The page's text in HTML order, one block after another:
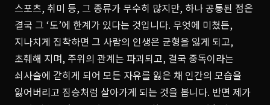
스포츠, 취미 등, 그 종류가 무수히 많지만, 하나 공통된 점은
결국 그 ‘도’에 한계가 있다는 것입니다. 무엇에 미쳤든,
지나치게 집착하면 그 사람의 인생은 균형을 잃게 되고,
초췌해 지며, 주위의 관계는 파괴되고, 결국 중독이라는
쇠사슬에 갇히게 되어 모든 자유를 잃은 채 인간의 모습을
잃어버리고 짐승처럼 살아가게 되는 것을 봅니다. 반면 제가